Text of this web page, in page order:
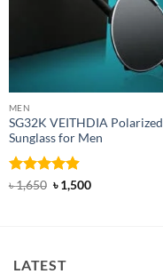
MEN
SG32K VEITHDIA Polarized
Sunglass for Men
Rated 4.88
৳1,650 Original
price
৳1,500Current
LATEST